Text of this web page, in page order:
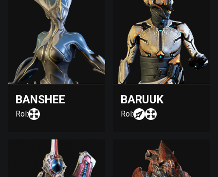
BANSHEE
Rol:
BARUUK
Rol: